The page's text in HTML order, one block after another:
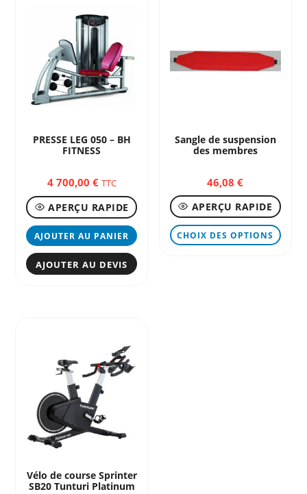
PRESSE LEG 050 – BH
FITNESS
4 700,00 € TTC
APERÇU RAPIDE
AJOUTER AU PANIER
AJOUTER AU DEVIS
Sangle de suspension
des membres
46,08€
APERÇU RAPIDE
CHOIX DES OPTIONS
Vélo de course Sprinter
SB20 Tunturi Platinum